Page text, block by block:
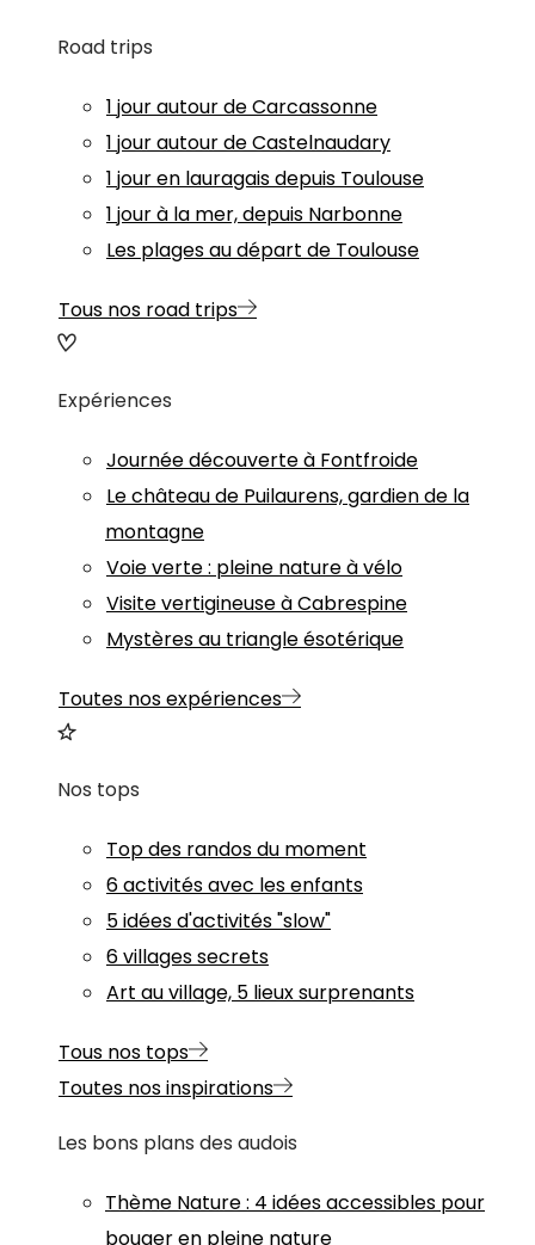
Road trips
1 jour autour de Carcassonne
1 jour autour de Castelnaudary
1 jour en lauragais depuis Toulouse
1 jour à la mer, depuis Narbonne
Les plages au départ de Toulouse
Tous nos road trips
Expériences
Journée découverte à Fontfroide
Le château de Puilaurens, gardien de la
montagne
Voie verte : pleine nature à vélo
Visite vertigineuse à Cabrespine
Mystères au triangle ésotérique
Toutes nos expériences
Nos tops
Top des randos du moment
6 activités avec les enfants
5 idées d'activités "slow"
6 villages secrets
Art au village, 5 lieux surprenants
Tous nos tops
Toutes nos inspirations
Les bons plans des audois
Thème Nature: 4 idées accessibles pour
bouger en pleine nature